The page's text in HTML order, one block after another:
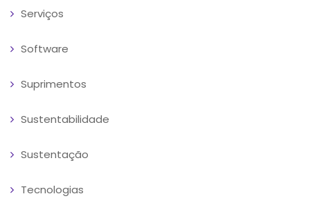
Serviços
Software
Suprimentos
Sustentabilidade
Sustentação
Tecnologias